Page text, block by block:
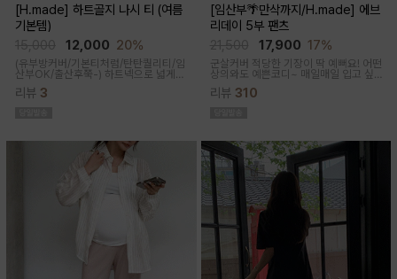
[H.made] 하트골지 나시 티 (여름
기본템)
12,000 20%
(유부방커버/기본티처럼/탄탄퀄리티/임
산부OK/출산후쭉-) 하트넥으로 넓게
루엣이 되고 넓은 암홀로 끼임이나 답답
리뷰 3
[임산부🌴만삭까지/H.made] 에브
리데이 5부 팬츠
17,900 17%
군살커버 적당한 기장이 딱 예뻐요! 어떤
상의와도 예쁜코디~ 매일매일 입고 싶
한 5부 기장감으로 군살커버
리뷰 310